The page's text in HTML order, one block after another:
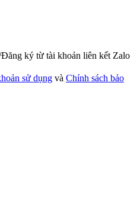
ký từ tài khoản liên kết Zalo
sử dụng và Chính sách bảo